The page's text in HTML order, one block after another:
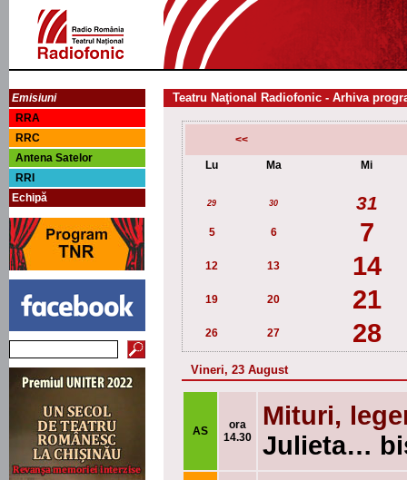
Emisiuni
RRA
RRC
Antena Satelor
RRI
Echipă
Teatru Naţional Radiofonic - Arhiva
<<
Lu
Ma Mi
29 30 31
5 6 7
12 13 14
19 20 21
26 27 28
Vineri, 23 August
AS
ora
14.30
Mituri,
Julieta…